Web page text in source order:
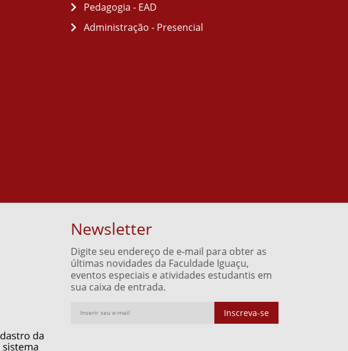
Pedagogia - EAD
Administração - Presencial
Newsletter
Digite seu endereço de e-mail para obter as
últimas novidades da Faculdade Iguaçu,
eventos especiais e atividades estudantis em
sua caixa de entrada.
Inscreva-se